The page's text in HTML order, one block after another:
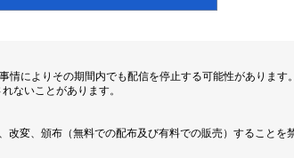
によりその期間内でも配信を停止する可能性があります。
ないことがあります。
変、頒布（無料での配布及び有料での販売）することを